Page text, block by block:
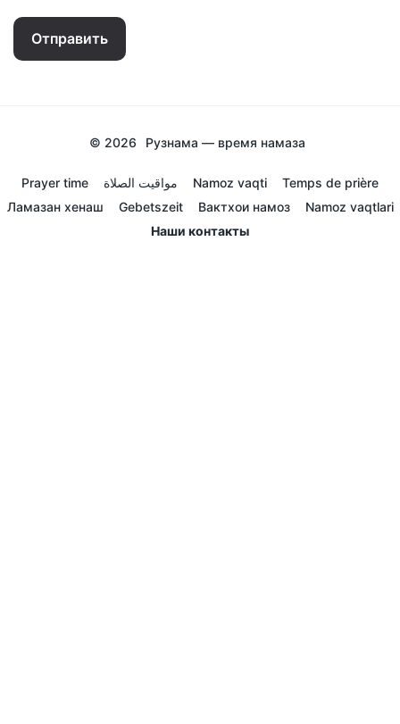
Отправить
© 2026 Рузнама — время намаза
Prayer time مواقيت الصلاة Namoz vaqti
Temps de prière
Ламазан хенаш
Gebetszeit Вактхои намоз
Namoz vaqtlari
Наши контакты